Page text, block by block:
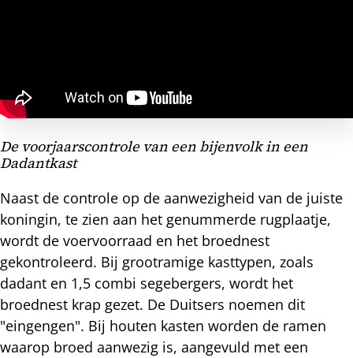
De voorjaarscontrole van een bijenvolk in een
Dadantkast
Naast de controle op de aanwezigheid van de juiste
koningin, te zien aan het genummerde rugplaatje,
wordt de voervoorraad en het broednest
gekontroleerd. Bij grootramige kasttypen, zoals
dadant en 1,5 combi segebergers, wordt het
broednest krap gezet. De Duitsers noemen dit
"eingengen". Bij houten kasten worden de ramen
waarop broed aanwezig is, aangevuld met een